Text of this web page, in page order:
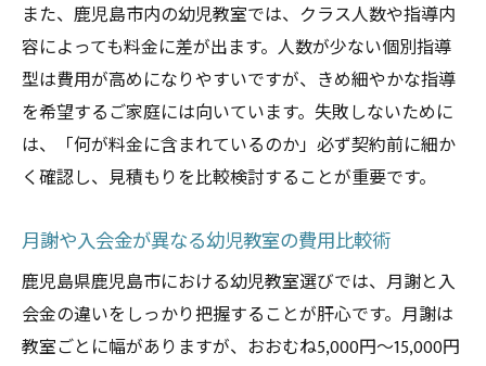
幼児教室で身につく力と小学校準備の関係
幼児教室ならではの社会性や協調性への効
果
幼児教室と家庭学習のバランスの取り方
幼児教室での体験が子どもの自信につなが
費用と送迎に注目した幼児教室活用術
幼児教室の費用負担を抑えるための工夫
送迎サービスを活用した幼児教室通いの利
点
また、鹿児島市内の幼児教室では、クラス人数や指導内
容によっても料金に差が出ます。人数が少ない個別指導
型は費用が高めになりやすいですが、きめ細やかな指導
を希望するご家庭には向いています。失敗しないために
は、「何が料金に含まれているのか」必ず契約前に細か
く確認し、見積もりを比較検討することが重要です。
月謝や入会金が異なる幼児教室の費用比較術
鹿児島県鹿児島市における幼児教室選びでは、月謝と入
会金の違いをしっかり把握することが肝心です。月謝は
教室ごとに幅がありますが、おおむね5,000円～15,000円